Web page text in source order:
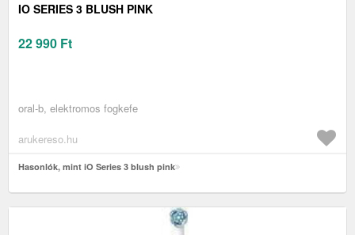
IO SERIES 3 BLUSH PINK
22 990 Ft
oral-b, elektromos fogkefe
arukereso.hu
Hasonlók, mint iO Series 3 blush pink